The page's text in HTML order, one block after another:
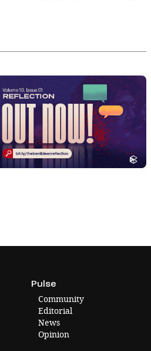
Pulse
Community
Editorial
News
Opinion